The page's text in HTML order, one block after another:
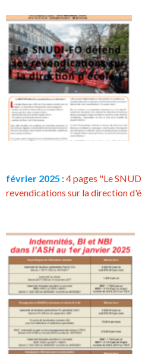
février 2025 :4 pages "Le
revendications sur la direction